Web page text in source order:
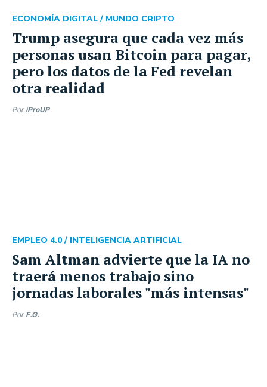
Trump asegura que cada vez más
personas usan Bitcoin para pagar,
pero los datos de la Fed revelan
otra realidad
ECONOMÍA DIGITAL / MUNDO CRIPTO
Por iProUP
Sam Altman advierte que la IA no
traerá menos trabajo sino
jornadas laborales "más intensas"
EMPLEO 4.0 / INTELIGENCIA ARTIFICIAL
Por F.G.